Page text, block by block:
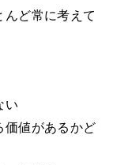
ど常に考えて
い
価値があるかど